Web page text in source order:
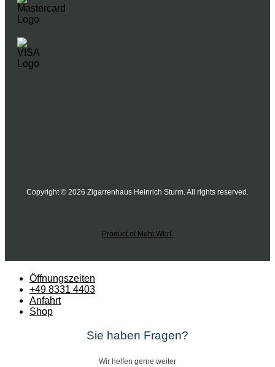
Copyright © 2026 Zigarrenhaus Heinrich Sturm. All rights reserved.
Product of Mehr.Wert.
Öffnungszeiten
+49 8331 4403
Anfahrt
Shop
Sie haben Fragen?
Wir helfen gerne weiter